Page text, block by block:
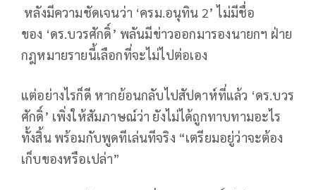
หลังมีความชัดเจนว่า ‘ครม.อนุทิน 2’ ไม่มีชื่อ
ของ ‘ดร.บวรศักดิ์’ พลันมีข่าวออกมารองนายกฯ ฝ่าย
กฎหมายรายนี้เลือกที่จะไม่ไปต่อเอง
แต่อย่างไรก็ดี หากย้อนกลับไปสัปดาห์ที่แล้ว ‘ดร.บวร
ศักดิ์’ เพิ่งให้สัมภาษณ์ว่า ยังไม่ได้ถูกทาบทามอะไร
ทั้งสิ้น พร้อมกับพูดทีเล่นทีจริง “เตรียมอยู่ว่าจะต้อง
เก็บของหรือเปล่า”